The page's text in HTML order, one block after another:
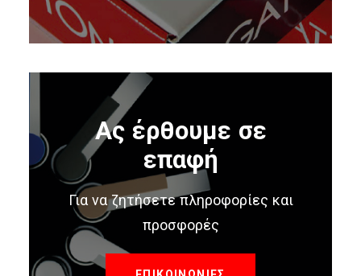
Ας έρθουμε σε
επαφή
Για να ζητήσετε πληροφορίες και
προσφορές